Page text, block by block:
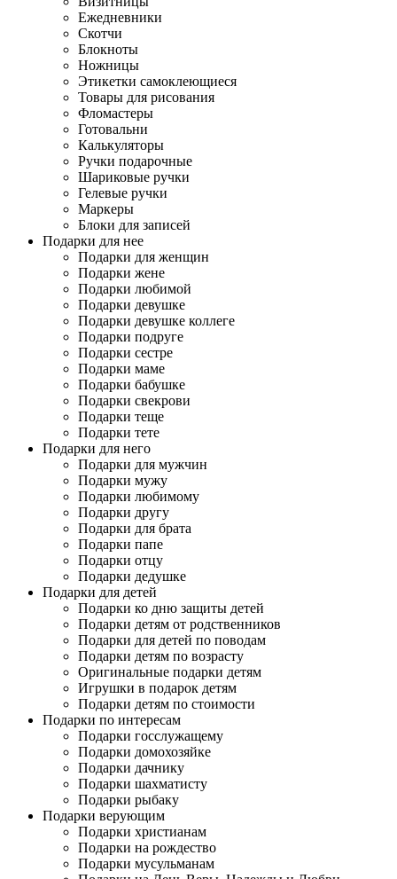
Ежедневники
Скотчи
Блокноты
Ножницы
Этикетки самоклеющиеся
Товары для рисования
Фломастеры
Готовальни
Калькуляторы
Ручки подарочные
Шариковые ручки
Гелевые ручки
Маркеры
Блоки для записей
Подарки для нее
Подарки для женщин
Подарки жене
Подарки любимой
Подарки девушке
Подарки девушке коллеге
Подарки подруге
Подарки сестре
Подарки маме
Подарки бабушке
Подарки свекрови
Подарки теще
Подарки тете
Подарки для него
Подарки для мужчин
Подарки мужу
Подарки любимому
Подарки другу
Подарки для брата
Подарки папе
Подарки отцу
Подарки дедушке
Подарки для детей
Подарки ко дню защиты детей
Подарки детям от родственников
Подарки для детей по поводам
Подарки детям по возрасту
Оригинальные подарки детям
Игрушки в подарок детям
Подарки детям по стоимости
Подарки по интересам
Подарки госслужащему
Подарки домохозяйке
Подарки дачнику
Подарки шахматисту
Подарки рыбаку
Подарки верующим
Подарки христианам
Подарки на рождество
Подарки мусульманам